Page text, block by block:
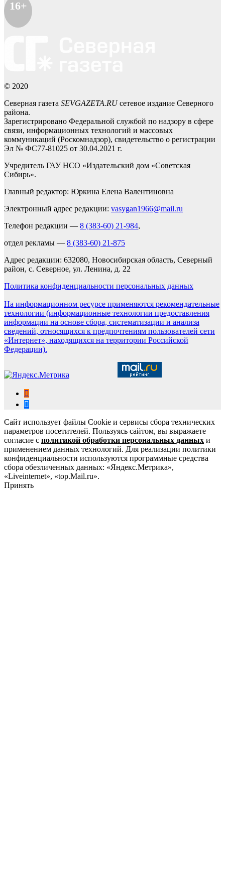
16+
© 2020
Северная газета SEVGAZETA.RUсетевое издание Северного
района.
Зарегистрировано Федеральной службой по надзору в сфере
связи, информационных технологий и массовых
коммуникаций (Роскомнадзор), свидетельство о регистрации
Эл № ФС77-81025 от 30.04.2021 г.
Учредитель ГАУ НСО «Издательский дом «Советская
Сибирь».
Главный редактор: Юркина Елена Валентиновна
Электронный адрес редакции: vasygan1966@mail.ru
Телефон редакции — 8 (383-60) 21-984,
отдел рекламы — 8 (383-60) 21-875
Адрес редакции: 632080, Новосибирская область, Северный
район, с. Северное, ул. Ленина, д. 22
Политика конфиденциальности персональных данных
На информационном ресурсе применяются рекомендательные
технологии (информационные технологии предоставления
информации на основе сбора, систематизации и анализа
сведений, относящихся к предпочтениям пользователей сети
«Интернет», находящихся на территории Российской
Федерации).
Сайт использует файлы Cookie и сервисы сбора технических
параметров посетителей. Пользуясь сайтом, вы выражаете
согласие с политикой обработки персональных данных и
применением данных технологий. Для реализации политики
конфиденциальности используются программные средства
сбора обезличенных данных: «Яндекс.Метрика»,
«Liveinternet», «top.Mail.ru».
Принять